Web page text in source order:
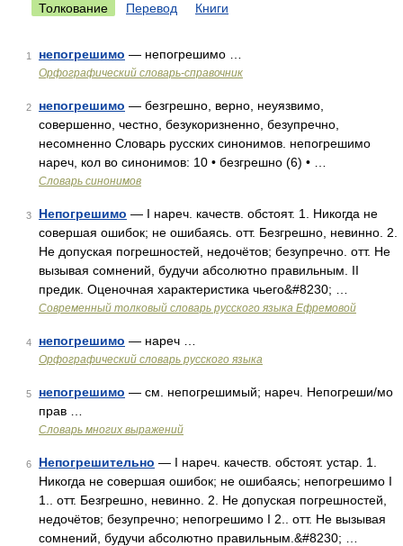
Толкование Перевод Книги
1 непогрешимо — непогрешимо …
Орфографический словарь-справочник
2 непогрешимо — безгрешно, верно, неуязвимо,
совершенно, честно, безукоризненно, безупречно,
несомненно Словарь русских синонимов. непогрешимо
нареч, кол во синонимов: 10 • безгрешно (6) • …
Словарь синонимов
3 Непогрешимо — I нареч. качеств. обстоят. 1. Никогда не
совершая ошибок; не ошибаясь. отт. Безгрешно, невинно. 2.
Не допуская погрешностей, недочётов; безупречно. отт. Не
вызывая сомнений, будучи абсолютно правильным. II
предик. Оценочная характеристика чьего&#8230; …
Современный толковый словарь русского языка Ефремовой
4 непогрешимо — нареч …
Орфографический словарь русского языка
5 непогрешимо — см. непогрешимый; нареч. Непогреши/мо
прав …
Словарь многих выражений
6 Непогрешительно — I нареч. качеств. обстоят. устар. 1.
Никогда не совершая ошибок; не ошибаясь; непогрешимо I
1.. отт. Безгрешно, невинно. 2. Не допуская погрешностей,
недочётов; безупречно; непогрешимо I 2.. отт. Не вызывая
сомнений, будучи абсолютно правильным.&#8230; …